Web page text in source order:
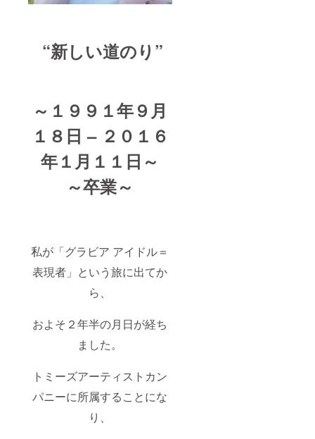
“新しい道のり”
～１９９１年９月
１８日 – ２０１６
年１月１１日～
～卒業～
私が「グラビア アイドル＝
表現者」という旅に出てか
ら、
およそ２年半の月日が経ち
ました。
トミーズアーティストカン
パニーに所属することにな
り、